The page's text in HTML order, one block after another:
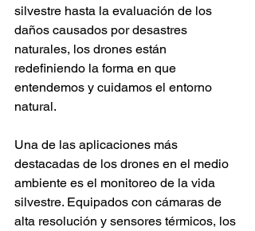
silvestre hasta la evaluación de los
daños causados por desastres
naturales, los drones están
redefiniendo la forma en que
entendemos y cuidamos el entorno
natural.
Una de las aplicaciones más
destacadas de los drones en el medio
ambiente es el monitoreo de la vida
silvestre. Equipados con cámaras de
alta resolución y sensores térmicos, los